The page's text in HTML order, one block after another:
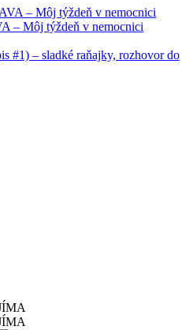
– Môj týždeň v nemocnici
#1) – sladké raňajky, rozhovor do